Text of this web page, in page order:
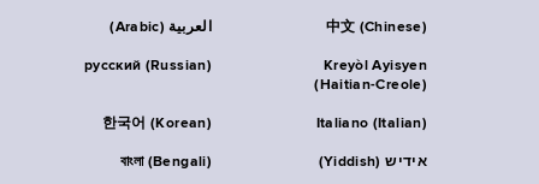
العربية (Arabic) 中文 (Chinese)
русский (Russian)
Kreyòl Ayisyen
(Haitian-Creole)
한국어 (Korean) Italiano (Italian)
বাংলা (Bengali) אידיש (Yiddish)